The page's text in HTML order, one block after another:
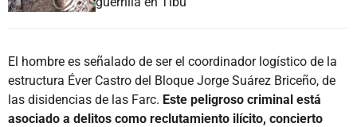
El hombre es señalado de ser el coordinador logístico de la
estructura Éver Castro del Bloque Jorge Suárez Briceño, de
las disidencias de las Farc. Este peligroso criminal está
asociado a delitos como reclutamiento ilícito, concierto